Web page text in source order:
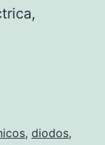
, diodos,